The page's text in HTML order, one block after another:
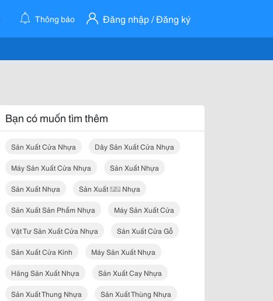
Thông báo Đăng nhập / Đăng ký
Bạn có muốn tìm thêm
Sản Xuất Cửa Nhựa Dây Sản Xuất Cửa Nhựa
Máy Sản Xuất Cửa Nhựa Sản Xuất Nhựa
Sản Xuất Nhựa Sản Xuất �� Nhựa
Sản Xuất Sản Phẩm Nhựa Máy Sản Xuất Cửa
Vật Tư Sản Xuất Cửa Nhựa Sản Xuất Cửa Gỗ
Sản Xuất Cửa Kính Máy Sản Xuất Nhựa
Hãng Sản Xuất Nhựa Sản Xuất Cay Nhựa
Sản Xuất Thung Nhựa Sản Xuất Thùng Nhựa